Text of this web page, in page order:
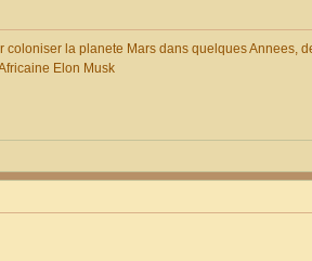
coloniser la planete Mars dans quelques Annees,
Elon Musk